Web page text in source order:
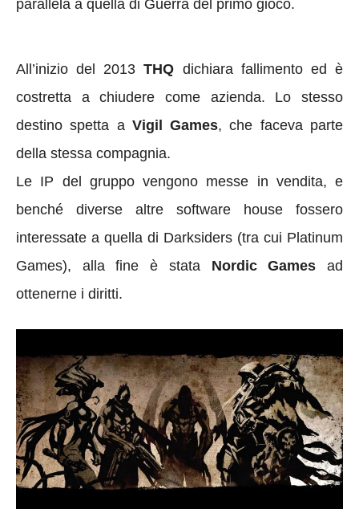
parallela a quella di Guerra del primo gioco.
All’inizio del 2013THQ dichiara fallimento ed è
costretta a chiudere come azienda. Lo stesso
destino spetta a Vigil Games, che faceva parte
della stessa compagnia.
Le IP del gruppo vengono messe in vendita, e
benché diverse altre software house fossero
interessate a quella di Darksiders (tra cui Platinum
Games), alla fine è stata Nordic Games ad
ottenerne i diritti.